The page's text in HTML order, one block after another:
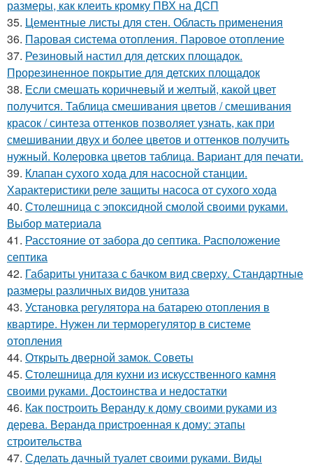
размеры, как клеить кромку ПВХ на ДСП
35. Цементные листы для стен. Область применения
36. Паровая система отопления. Паровое отопление
37. Резиновый настил для детских площадок.
Прорезиненное покрытие для детских площадок
38. Если смешать коричневый и желтый, какой цвет
получится. Таблица смешивания цветов / смешивания
красок / синтеза оттенков позволяет узнать, как при
смешивании двух и более цветов и оттенков получить
нужный. Колеровка цветов таблица. Вариант для печати.
39. Клапан сухого хода для насосной станции.
Характеристики реле защиты насоса от сухого хода
40. Столешница с эпоксидной смолой своими руками.
Выбор материала
41. Расстояние от забора до септика. Расположение
септика
42. Габариты унитаза с бачком вид сверху. Стандартные
размеры различных видов унитаза
43. Установка регулятора на батарею отопления в
квартире. Нужен ли терморегулятор в системе
отопления
44. Открыть дверной замок. Советы
45. Столешница для кухни из искусственного камня
своими руками. Достоинства и недостатки
46. Как построить Веранду к дому своими руками из
дерева. Веранда пристроенная к дому: этапы
строительства
47. Сделать дачный туалет своими руками. Виды